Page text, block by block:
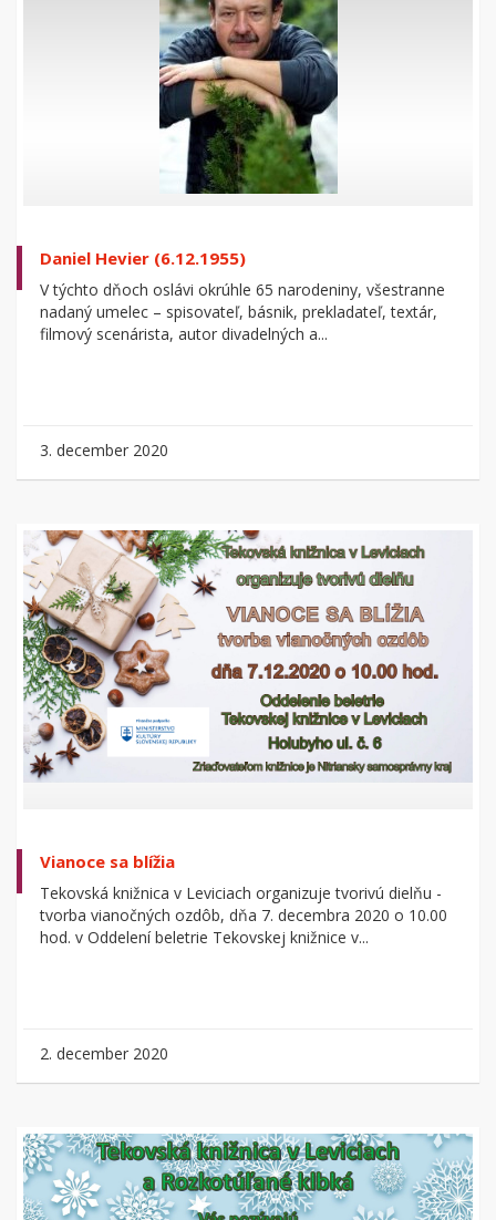
Daniel Hevier (6.12.1955)
V týchto dňoch oslávi okrúhle 65 narodeniny, všestranne
nadaný umelec – spisovateľ, básnik, prekladateľ, textár,
filmový scenárista, autor divadelných a...
3. december 2020
Vianoce sa blížia
Tekovská knižnica v Leviciach organizuje tvorivú dielňu -
tvorba vianočných ozdôb, dňa 7. decembra 2020 o 10.00
hod. v Oddelení beletrie Tekovskej knižnice v...
2. december 2020